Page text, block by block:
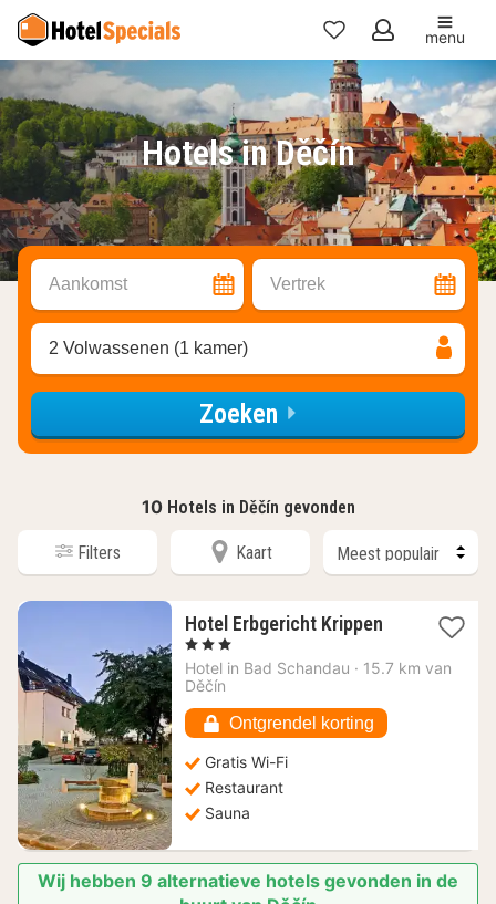
Mijn
favorieten
menu
Hotels in Děčín
Aankomst Vertrek
2 Volwassenen (1 kamer)
Zoeken
10 Hotels in Děčín gevonden
Filters Kaart
Hotel Erbgericht Krippen1
vanaf
, 3 Sterren
Hotel in Bad Schandau · 15.7 km van
Děčín
Ontgrendel korting
Gratis Wi-Fi
Restaurant
Sauna
Wij hebben 9 alternatieve hotels gevonden in de